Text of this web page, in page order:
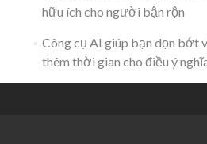
hữu ích cho người bận rộn
Công cụ AI giúp bạn dọn bớt
thêm thời gian cho điều ý